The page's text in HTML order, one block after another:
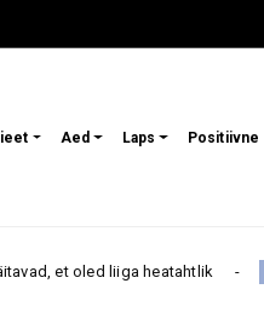
Aed Laps
heatahtlik Armastus